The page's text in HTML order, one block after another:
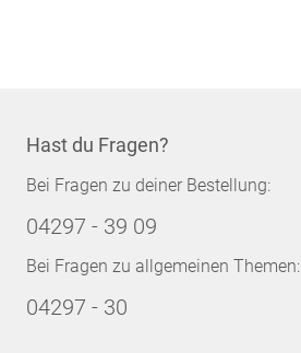
Hast du Fragen?
Bei Fragen zu deiner Bestellung:
04297 - 39 09
Bei Fragen zu allgemeinen Themen:
04297 - 30